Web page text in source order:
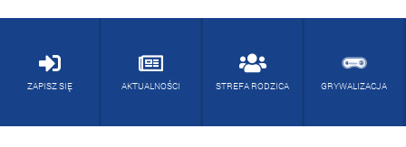
ZAPISZ SIĘ AKTUALNOŚCI STREFA RODZICA GRYWALIZACJA